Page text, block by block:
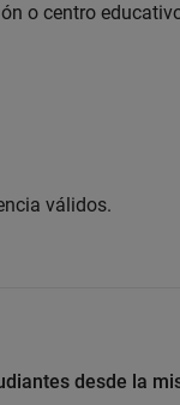
o centro
válidos.
desde la